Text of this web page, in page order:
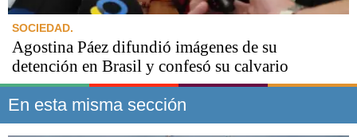
SOCIEDAD.
Agostina Páez difundió imágenes de su
detención en Brasil y confesó su calvario
En esta misma sección